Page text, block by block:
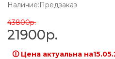
Наличие:Предзаказ
43800р.
21900р.
🛈 Цена актуальна